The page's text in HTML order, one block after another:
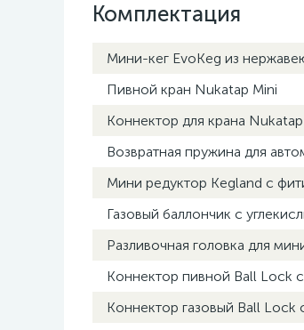
Комплектация
Мини-кег EvoKeg из
Пивной кран Nukatap Mini
Коннектор для крана
Возвратная пружина для
Мини редуктор Kegland с
Газовый баллончик с
Разливочная головка для
Коннектор пивной Ball Lock
Коннектор газовый Ball